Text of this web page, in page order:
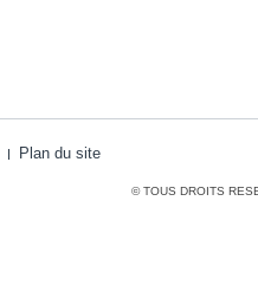
Plan du site
© TOUS DROITS